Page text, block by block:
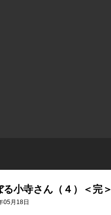
る小寺さん（４）＜完＞
05月18日